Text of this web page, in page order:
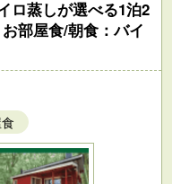
ロ蒸しが選べる1泊2
部屋食/朝食：バイ